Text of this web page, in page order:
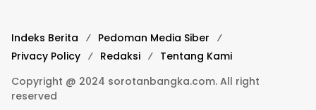
Indeks Berita
Pedoman Media Siber
Privacy Policy
Redaksi
Tentang Kami
Copyright @ 2024 sorotanbangka.com. All right
reserved